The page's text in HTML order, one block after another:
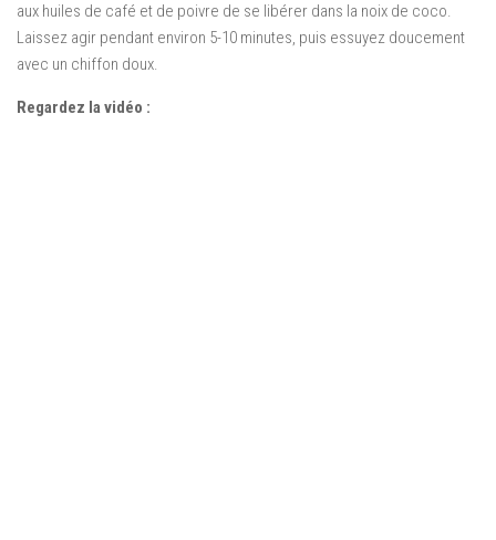
aux huiles de café et de poivre de se libérer dans la noix de coco.
Laissez agir pendant environ 5-10 minutes, puis essuyez doucement
avec un chiffon doux.
Regardez la vidéo :